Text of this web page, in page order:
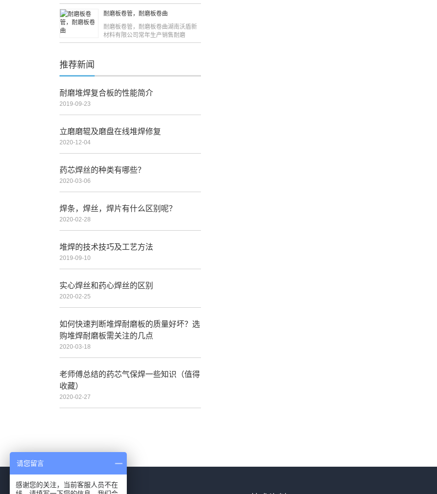
耐磨板卷管，耐磨板卷曲
耐磨板卷管，耐磨板卷曲湖南沃盾新
材料有限公司常年生产销售耐磨
推荐新闻
耐磨堆焊复合板的性能简介
2019-09-23
立磨磨辊及磨盘在线堆焊修复
2020-12-04
药芯焊丝的种类有哪些？
2020-03-06
焊条，焊丝，焊片有什么区别呢？
2020-02-28
堆焊的技术技巧及工艺方法
2019-09-10
实心焊丝和药心焊丝的区别
2020-02-25
如何快速判断堆焊耐磨板的质量好坏？选
购堆焊耐磨板需关注的几点
2020-03-18
老师傅总结的药芯气保焊一些知识（值得
收藏）
2020-02-27
请您留言
感谢您的关注，当前客服人员不在